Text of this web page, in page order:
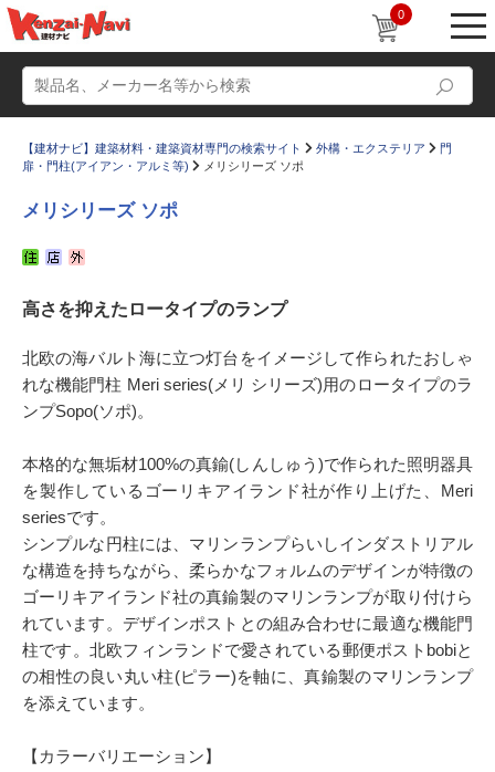
0
かたなび コラム
すまいリング 設計士インタビュー
Q＆A 販売・施工代理店募集
【建材ナビ】建築材料・建築資材専門の検索サイト 外構・エクステリア
門
扉・門柱(アイアン・アルミ等)
メリシリーズ ソポ
メリシリーズ ソポ
高さを抑えたロータイプのランプ
北欧の海バルト海に立つ灯台をイメージして作られたおしゃ
れな機能門柱 Meri series(メリ シリーズ)用のロータイプのラ
ンプSopo(ソポ)。
本格的な無垢材100%の真鍮(しんしゅう)で作られた照明器具
を製作しているゴーリキアイランド社が作り上げた、Meri
seriesです。
シンプルな円柱には、マリンランプらいしインダストリアル
な構造を持ちながら、柔らかなフォルムのデザインが特徴の
ゴーリキアイランド社の真鍮製のマリンランプが取り付けら
れています。デザインポストとの組み合わせに最適な機能門
柱です。北欧フィンランドで愛されている郵便ポストbobiと
の相性の良い丸い柱(ピラー)を軸に、真鍮製のマリンランプ
を添えています。
【カラーバリエーション】